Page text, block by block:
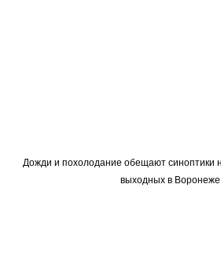
Дожди и похолодание обещают синоптики
выходных в Воронеже